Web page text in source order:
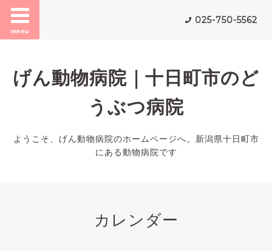
menu
025-750-5562
げん動物病院｜十日町市のど
うぶつ病院
ようこそ、げん動物病院のホームページへ。新潟県十日町市
にある動物病院です
カレンダー